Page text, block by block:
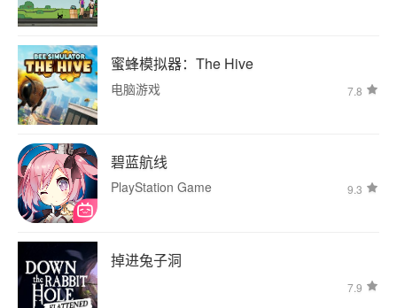
蜜蜂模拟器：The Hive
电脑游戏 7.8
碧蓝航线
PlayStation Game 9.3
掉进兔子洞
7.9